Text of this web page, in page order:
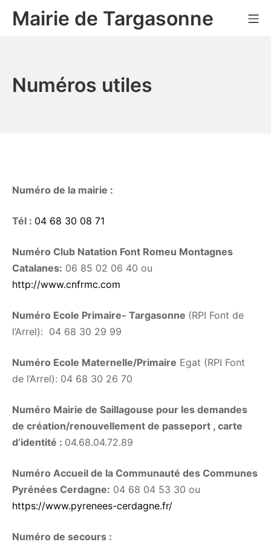
Mairie de Targasonne
Numéros utiles
Numéro de la mairie :
Tél : 04 68 30 08 71
Numéro Club Natation Font Romeu Montagnes
Catalanes: 06 85 02 06 40 ou
http://www.cnfrmc.com
Numéro Ecole Primaire- Targasonne (RPI Font de
l’Arrel): 04 68 30 29 99
Numéro Ecole Maternelle/Primaire Egat (RPI Font
de l’Arrel): 04 68 30 26 70
Numéro Mairie de Saillagouse pour les demandes
de création/renouvellement de passeport , carte
d’identité : 04.68.04.72.89
Numéro Accueil de la Communauté des Communes
Pyrénées Cerdagne: 04 68 04 53 30 ou
https://www.pyrenees-cerdagne.fr/
Numéro de secours :